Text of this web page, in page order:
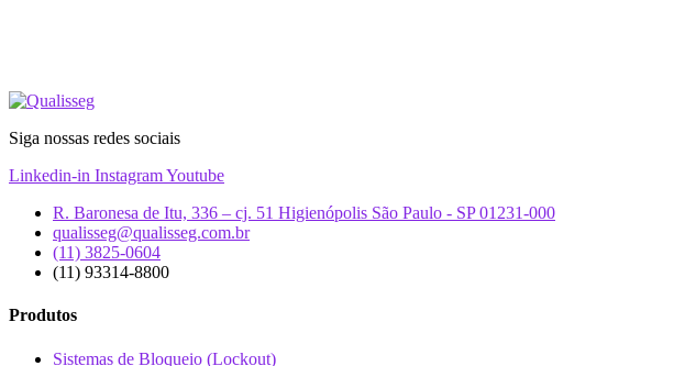
Siga nossas redes sociais
Linkedin-in InstagramYoutube
R. Baronesa de Itu, 336 – cj. 51 Higienópolis São Paulo - SP 01231-000
qualisseg@qualisseg.com.br
(11) 3825-0604
(11) 93314-8800
Produtos
Sistemas de Bloqueio (Lockout)